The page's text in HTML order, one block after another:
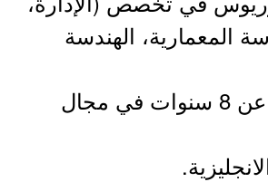
المعمارية، الهندسة
- خبرة لا تقل عن 8 سنوات في مجال